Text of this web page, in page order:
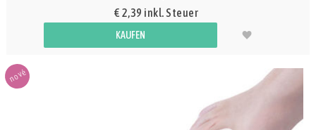
€ 2,39 inkl. Steuer
KAUFEN
nové